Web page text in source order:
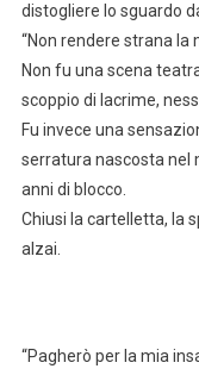
distogliere lo sguardo
“Non rendere strana la
Non fu una scena
scoppio di lacrime,
Fu invece una
serratura nascosta nel
anni di blocco.
Chiusi la cartelletta, la
alzai.
“Pagherò per la mia